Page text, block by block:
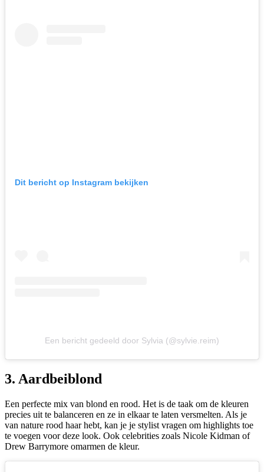
Dit bericht op Instagram bekijken
Een bericht gedeeld door Sylvia (@sylvie.reim)
3. Aardbeiblond
Een perfecte mix van blond en rood. Het is de taak om de kleuren
precies uit te balanceren en ze in elkaar te laten versmelten. Als je
van nature rood haar hebt, kan je je stylist vragen om highlights toe
te voegen voor deze look. Ook celebrities zoals Nicole Kidman of
Drew Barrymore omarmen de kleur.